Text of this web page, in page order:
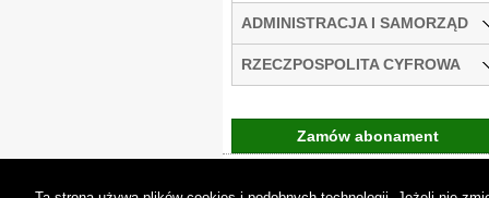
ADMINISTRACJA I SAMORZĄD
RZECZPOSPOLITA CYFROWA
Zamów abonament